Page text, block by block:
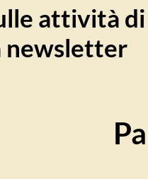
attività
newsletter